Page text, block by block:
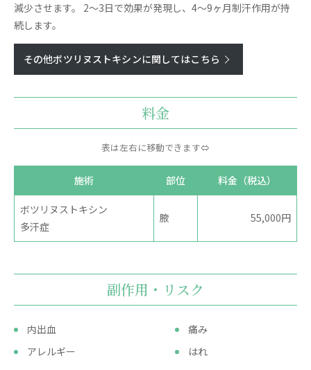
減少させます。 2～3日で効果が発現し、4～9ヶ月制汗作用が持
続します。
その他ボツリヌストキシンに関してはこちら
料金
表は左右に移動できます⇔
施術 部位 料金（税込）
ボツリヌストキシン
多汗症
腋 55,000円
副作用・リスク
内出血
痛み
アレルギー
はれ